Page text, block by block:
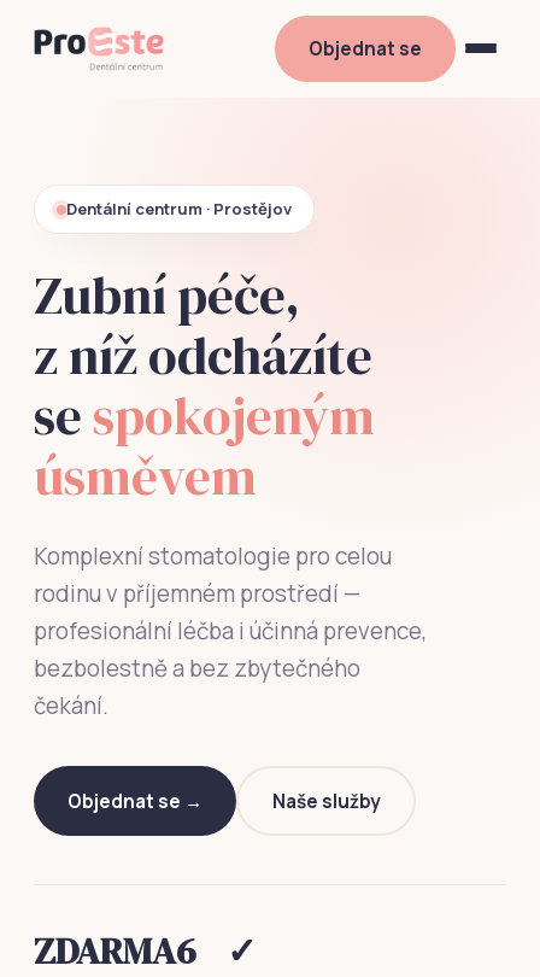
Objednat se
Dentální centrum · Prostějov
Zubní péče,
z níž odcházíte
sespokojeným
úsměvem
Komplexní stomatologie pro celou
rodinu v příjemném prostředí —
profesionální léčba i účinná prevence,
bezbolestně a bez zbytečného
čekání.
Objednat se → Naše služby
ZDARMA6 ✓